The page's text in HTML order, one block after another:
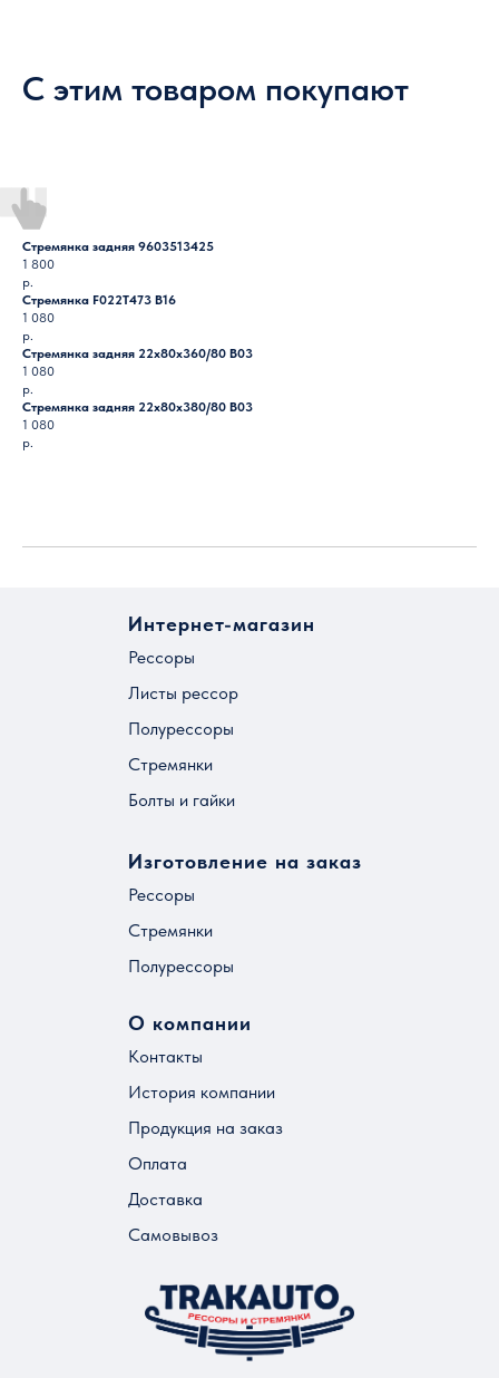
С этим товаром покупают
Стремянка задняя 9603513425
1 800
р.
Стремянка F022T473 B16
1 080
р.
Стремянка задняя 22х80х360/80 B03
1 080
р.
Стремянка задняя 22х80х380/80 B03
1 080
р.
Интернет-магазин
Рессоры
Листы рессор
Полурессоры
Стремянки
Болты и гайки
Изготовление на заказ
Рессоры
Стремянки
Полурессоры
О компании
Контакты
История компании
Продукция на заказ
Оплата
Доставка
Самовывоз